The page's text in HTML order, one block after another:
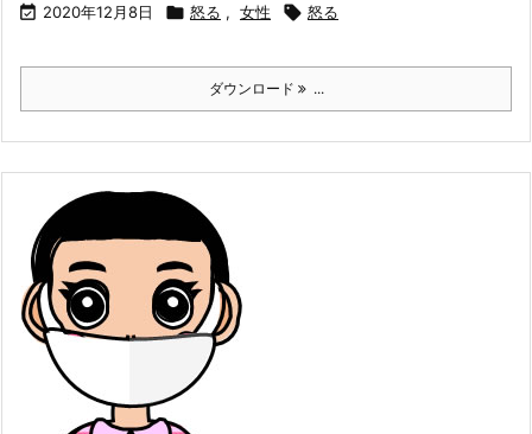
 2020年12月8日  怒る , 女性  怒る
ダウンロード ...